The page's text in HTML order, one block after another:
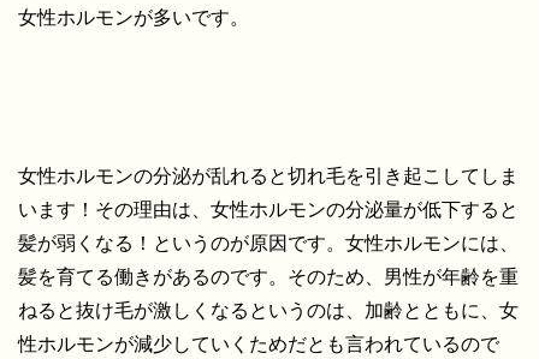
女性ホルモンが多いです。
女性ホルモンの分泌が乱れると切れ毛を引き起こしてしま
います！その理由は、女性ホルモンの分泌量が低下すると
髪が弱くなる！というのが原因です。女性ホルモンには、
髪を育てる働きがあるのです。そのため、男性が年齢を重
ねると抜け毛が激しくなるというのは、加齢とともに、女
性ホルモンが減少していくためだとも言われているので